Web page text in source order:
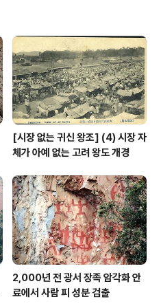
[시장 없는 귀신 왕조] (4) 시장 자
체가 아예 없는 고려 왕도 개경
2,000년 전 광서 장족 암각화 안
료에서 사람 피 성분 검출